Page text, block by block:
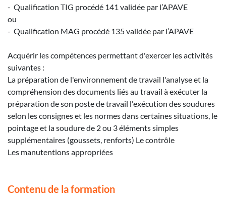
- Qualification TIG procédé 141 validée par l’APAVE
ou
- Qualification MAG procédé 135 validée par l’APAVE
Acquérir les compétences permettant d'exercer les activités
suivantes :
La préparation de l'environnement de travail l'analyse et la
compréhension des documents liés au travail à exécuter la
préparation de son poste de travail l'exécution des soudures
selon les consignes et les normes dans certaines situations, le
pointage et la soudure de 2 ou 3 éléments simples
supplémentaires (goussets, renforts) Le contrôle
Les manutentions appropriées
Contenu de la formation